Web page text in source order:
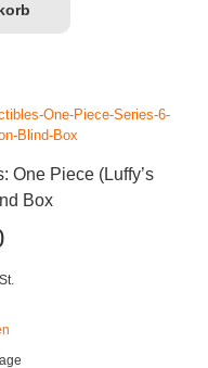
One Piece (Luffy’s
Box